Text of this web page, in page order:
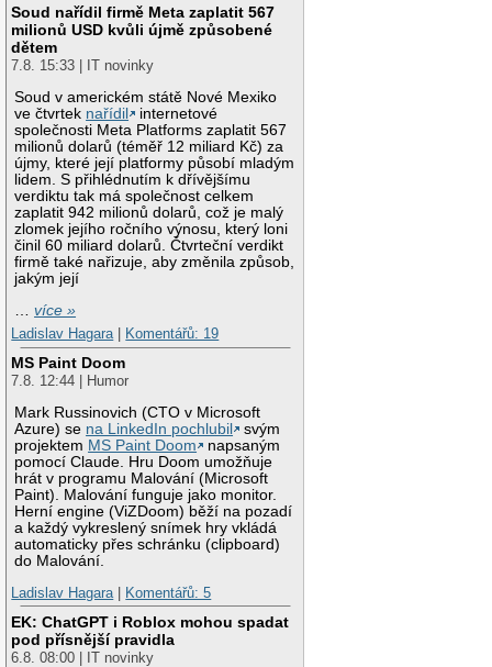
Soud nařídil firmě Meta zaplatit 567
milionů USD kvůli újmě způsobené
dětem
7.8. 15:33 | IT novinky
Soud v americkém státě Nové Mexiko
ve čtvrtek nařídil
internetové
společnosti Meta Platforms zaplatit 567
milionů dolarů (téměř 12 miliard Kč) za
újmy, které její platformy působí mladým
lidem. S přihlédnutím k dřívějšímu
verdiktu tak má společnost celkem
zaplatit 942 milionů dolarů, což je malý
zlomek jejího ročního výnosu, který loni
činil 60 miliard dolarů. Čtvrteční verdikt
firmě také nařizuje, aby změnila způsob,
jakým její
…více »
Ladislav Hagara| Komentářů: 19
MS Paint Doom
7.8. 12:44 | Humor
Mark Russinovich (CTO v Microsoft
Azure) se na LinkedIn pochlubil
svým
projektem MS Paint Doom
napsaným
pomocí Claude. Hru Doom umožňuje
hrát v programu Malování (Microsoft
Paint). Malování funguje jako monitor.
Herní engine (ViZDoom) běží na pozadí
a každý vykreslený snímek hry vkládá
automaticky přes schránku (clipboard)
do Malování.
Ladislav Hagara| Komentářů: 5
EK: ChatGPT i Roblox mohou spadat
pod přísnější pravidla
6.8. 08:00 | IT novinky